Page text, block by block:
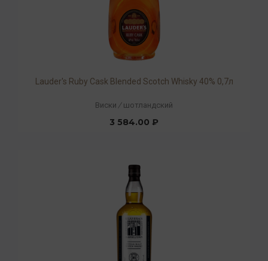
Lauder's Ruby Cask Blended Scotch Whisky 40% 0,7л
Виски / шотландский
3 584.00 ₽